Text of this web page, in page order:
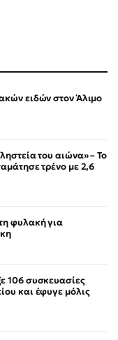
ειδών στον Άλιμο
του αιώνα» – Το
τρένο με 2,6
φυλακή για
106 συσκευασίες
και έφυγε μόλις